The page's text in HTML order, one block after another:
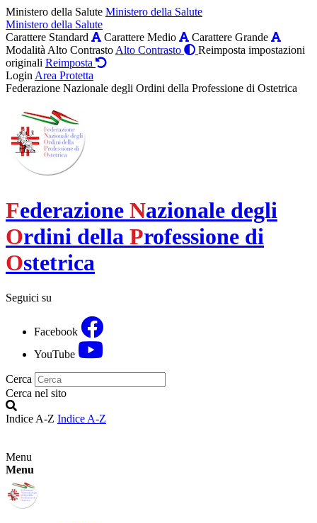
Ministero della Salute Ministero della Salute
Ministero della Salute
Carattere Standard
Carattere Medio
Carattere Grande
Modalità Alto Contrasto Alto Contrasto
Reimposta impostazioni
originali Reimposta
Login Area Protetta
Federazione Nazionale degli Ordini della Professione di Ostetrica
Federazione Nazionale degli
Ordini della Professione di
Ostetrica
Seguici su
Facebook
YouTube
Cerca
Cerca nel sito
Indice A-Z Indice A-Z
Menu
Menu